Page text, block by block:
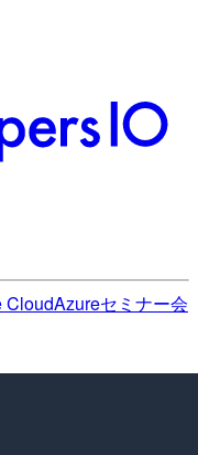
CloudAzureセミナー会